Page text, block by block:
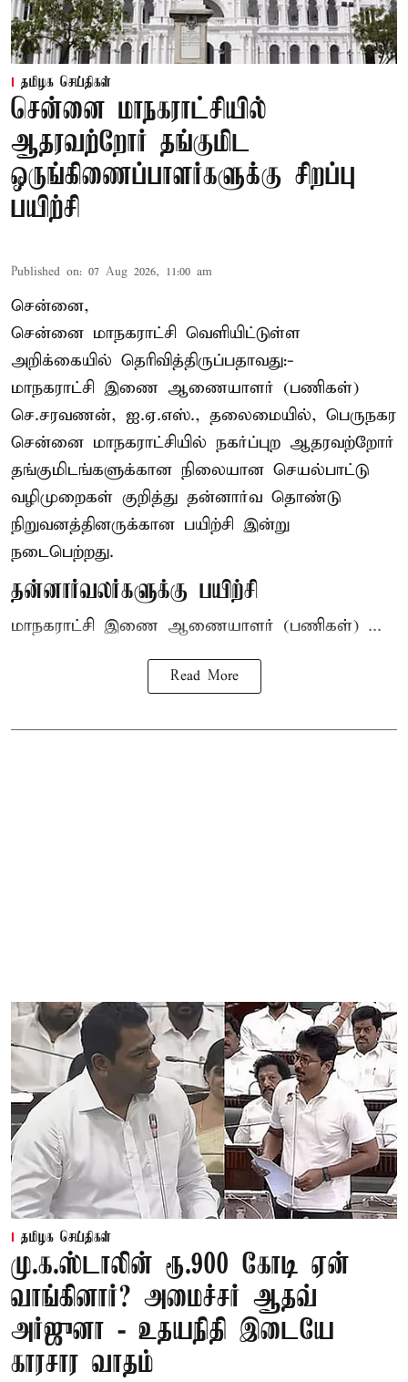
தமிழக செய்திகள்
சென்னை மாநகராட்சியில்
ஆதரவற்றோர் தங்குமிட
ஒருங்கிணைப்பாளர்களுக்கு சிறப்பு
பயிற்சி
Published on: 07 Aug 2026, 11:00 am
சென்னை,
சென்னை மாநகராட்சி வெளியிட்டுள்ள
அறிக்கையில் தெரிவித்திருப்பதாவது:-
மாநகராட்சி இணை ஆணையாளர் (பணிகள்)
செ.சரவணன், ஐ.ஏ.எஸ்., தலைமையில், பெருநகர
சென்னை மாநகராட்சியில் நகர்ப்புற ஆதரவற்றோர்
தங்குமிடங்களுக்கான நிலையான செயல்பாட்டு
வழிமுறைகள் குறித்து தன்னார்வ தொண்டு
நிறுவனத்தினருக்கான பயிற்சி இன்று
நடைபெற்றது.
தன்னார்வலர்களுக்கு பயிற்சி
மாநகராட்சி இணை ஆணையாளர் (பணிகள்) ...
Read More
தமிழக செய்திகள்
மு.க.ஸ்டாலின் ரூ.900 கோடி ஏன்
வாங்கினார்? அமைச்சர் ஆதவ்
அர்ஜுனா - உதயநிதி இடையே
காரசார வாதம்